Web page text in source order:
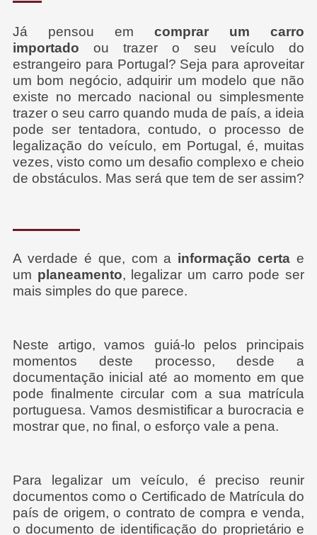
Já pensou emcomprar um carro
importado ou trazer o seu veículo do
estrangeiro para Portugal? Seja para aproveitar
um bom negócio, adquirir um modelo que não
existe no mercado nacional ou simplesmente
trazer o seu carro quando muda de país, a ideia
pode ser tentadora, contudo, o processo de
legalização do veículo, em Portugal, é, muitas
vezes, visto como um desafio complexo e cheio
de obstáculos. Mas será que tem de ser assim?
A verdade é que, com a informação certa e
um planeamento, legalizar um carro pode ser
mais simples do que parece.
Neste artigo, vamos guiá-lo pelos principais
momentos deste processo, desde a
documentação inicial até ao momento em que
pode finalmente circular com a sua matrícula
portuguesa. Vamos desmistificar a burocracia e
mostrar que, no final, o esforço vale a pena.
Para legalizar um veículo, é preciso reunir
documentos como o Certificado de Matrícula do
país de origem, o contrato de compra e venda,
o documento de identificação do proprietário e